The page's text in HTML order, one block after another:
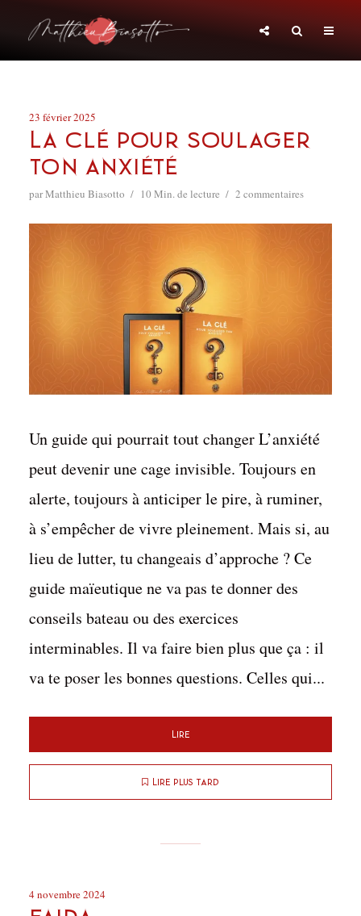
23 février 2025
La clé pour soulager
ton anxiété
parMatthieu Biasotto 10 Min. de lecture 2 commentaires
Un guide qui pourrait tout changer L’anxiété
peut devenir une cage invisible. Toujours en
alerte, toujours à anticiper le pire, à ruminer,
à s’empêcher de vivre pleinement. Mais si, au
lieu de lutter, tu changeais d’approche ? Ce
guide maïeutique ne va pas te donner des
conseils bateau ou des exercices
interminables. Il va faire bien plus que ça : il
va te poser les bonnes questions. Celles qui...
Lire
Lire plus tard
4 novembre 2024